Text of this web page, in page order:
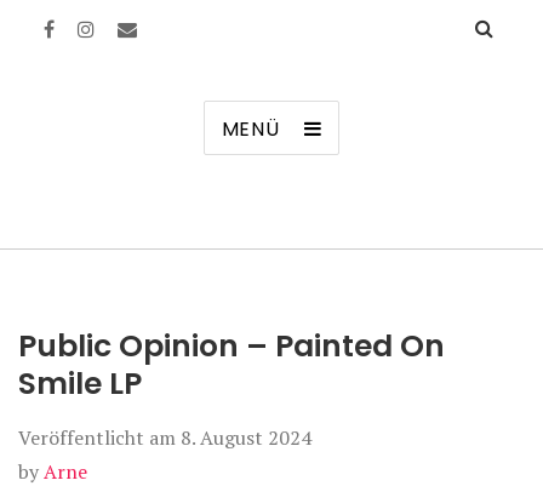
MENÜ
Public Opinion – Painted On
Smile LP
Veröffentlicht am 8. August 2024
byArne